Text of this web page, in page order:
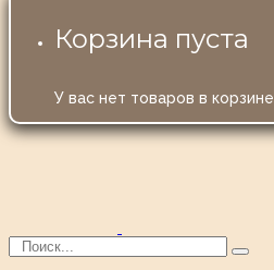
Корзина пуста
У вас нет товаров в корзине